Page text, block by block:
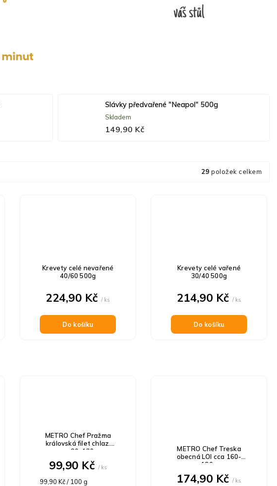
Slávky předvařené "Neapol" 500g
Skladem
149,90 Kč
29 položek celkem
Krevety celé nevařené
40/60 500g
224,90 Kč/ ks
Do košíku
Krevety celé vařené
30/40 500g
214,90 Kč/ ks
Do košíku
METRO Chef Pražma
královská filet chlaz.
cca 80-120g
99,90 Kč / ks
Měrná
99,90 Kč / 100 g
METRO Chef Treska
obecná LOI cca 160-
180g
174,90 Kč/ ks